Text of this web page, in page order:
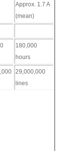
Approx. 1.7 A
(mean)
180,000
hours
29,000,000
lines